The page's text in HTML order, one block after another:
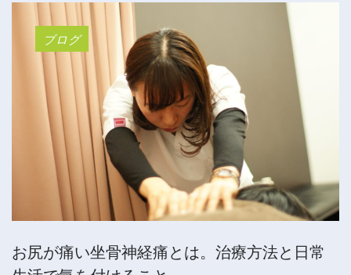
ブログ
お尻が痛い坐骨神経痛とは。治療方法と日常